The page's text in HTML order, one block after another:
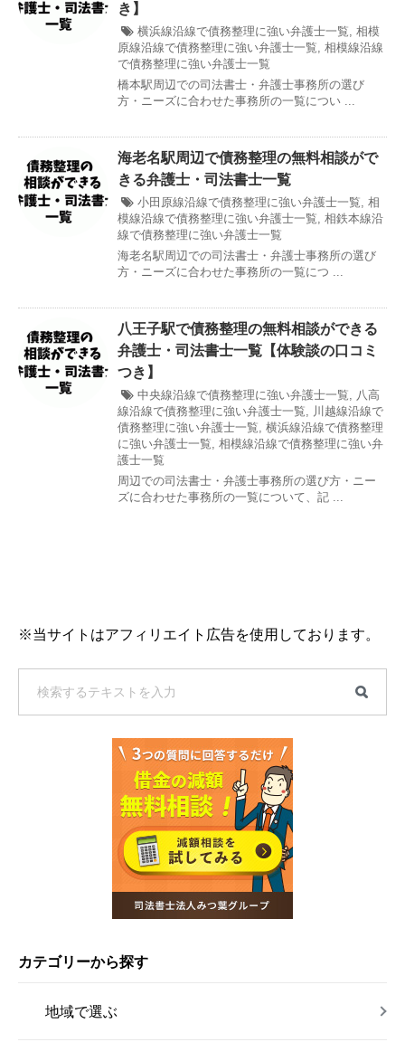
き】
横浜線沿線で債務整理に強い弁護士一覧, 相模
原線沿線で債務整理に強い弁護士一覧, 相模線沿線
で債務整理に強い弁護士一覧
橋本駅周辺での司法書士・弁護士事務所の選び
方・ニーズに合わせた事務所の一覧につい ...
海老名駅周辺で債務整理の無料相談がで
きる弁護士・司法書士一覧
小田原線沿線で債務整理に強い弁護士一覧, 相
模線沿線で債務整理に強い弁護士一覧, 相鉄本線沿
線で債務整理に強い弁護士一覧
海老名駅周辺での司法書士・弁護士事務所の選び
方・ニーズに合わせた事務所の一覧につ ...
八王子駅で債務整理の無料相談ができる
弁護士・司法書士一覧【体験談の口コミ
つき】
中央線沿線で債務整理に強い弁護士一覧, 八高
線沿線で債務整理に強い弁護士一覧, 川越線沿線で
債務整理に強い弁護士一覧, 横浜線沿線で債務整理
に強い弁護士一覧, 相模線沿線で債務整理に強い弁
護士一覧
周辺での司法書士・弁護士事務所の選び方・ニー
ズに合わせた事務所の一覧について、記 ...
※当サイトはアフィリエイト広告を使用しております。
カテゴリーから探す
地域で選ぶ